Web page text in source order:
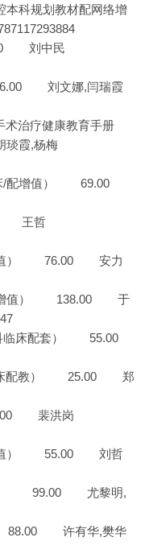
本科规划教材配网络增
刘中民
刘文娜,闫瑞霞
治疗健康教育手册
琰霞,杨梅
床/配增值） 69.00
王哲
增值） 76.00 安力
/配增值） 138.00 于
科临床配套） 55.00
临床配教） 25.00 郑
裴洪岗
增值） 55.00 刘哲
值） 99.00 尤黎明,
88.00 许有华,樊华